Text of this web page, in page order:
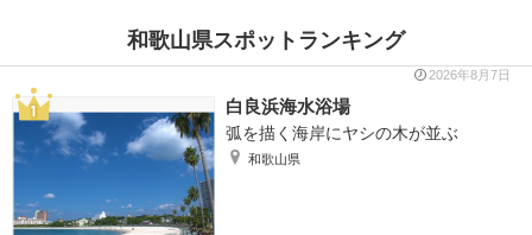
和歌山県スポットランキング
2026年8月7日
白良浜海水浴場
弧を描く海岸にヤシの木が並ぶ
和歌山県